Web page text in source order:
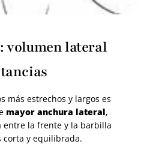
volumen lateral
más estrechos y largos es
mayor anchura lateral,
entre la frente y la barbilla
corta y equilibrada.